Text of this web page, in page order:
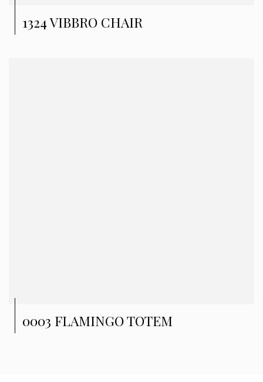
1324 VIBBRO CHAIR
0003 FLAMINGO TOTEM